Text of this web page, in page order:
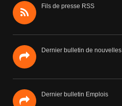
Fils de presse RSS
Dernier bulletin de nouvelles
Dernier bulletin Emplois